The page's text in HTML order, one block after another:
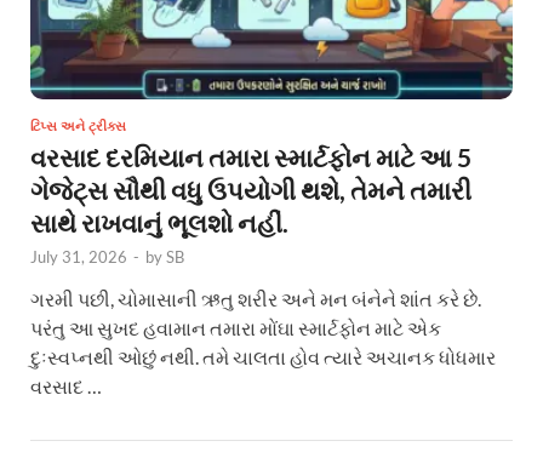
ટિપ્સ અને ટ્રીક્સ
વરસાદ દરમિયાન તમારા સ્માર્ટફોન માટે આ 5
ગેજેટ્સ સૌથી વધુ ઉપયોગી થશે, તેમને તમારી
સાથે રાખવાનું ભૂલશો નહીં.
July 31, 2026 - bySB
ગરમી પછી, ચોમાસાની ઋતુ શરીર અને મન બંનેને શાંત કરે છે.
પરંતુ આ સુખદ હવામાન તમારા મોંઘા સ્માર્ટફોન માટે એક
દુઃસ્વપ્નથી ઓછું નથી. તમે ચાલતા હોવ ત્યારે અચાનક ધોધમાર
વરસાદ …